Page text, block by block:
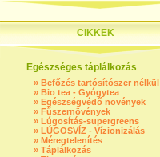
CIKKEK
Egészséges táplálkozás
» Befőzés tartósítószer nélkül
» Bio tea - Gyógytea
» Egészségvédő növények
» Fűszernövények
» Lúgosítás-supergreens
» LÚGOSVÍZ - Vízionizálás
» Méregtelenítés
» Táplálkozás